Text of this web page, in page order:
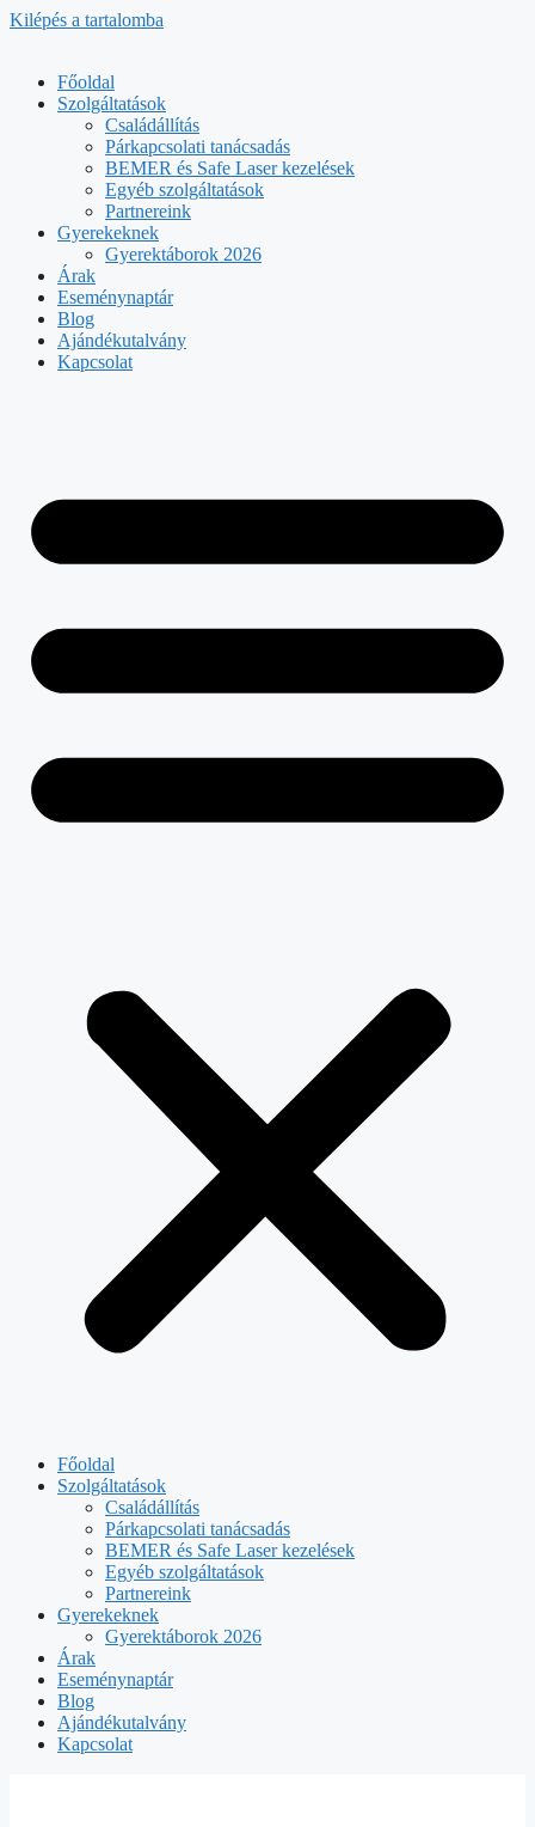
Kilépés a tartalomba
Főoldal
Szolgáltatások
Családállítás
Párkapcsolati tanácsadás
BEMER és Safe Laser kezelések
Egyéb szolgáltatások
Partnereink
Gyerekeknek
Gyerektáborok 2026
Árak
Eseménynaptár
Blog
Ajándékutalvány
Kapcsolat
Főoldal
Szolgáltatások
Családállítás
Párkapcsolati tanácsadás
BEMER és Safe Laser kezelések
Egyéb szolgáltatások
Partnereink
Gyerekeknek
Gyerektáborok 2026
Árak
Eseménynaptár
Blog
Ajándékutalvány
Kapcsolat